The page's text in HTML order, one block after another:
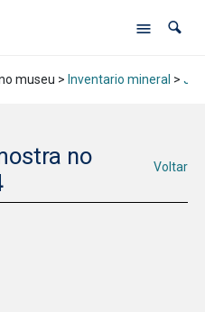
museu > Inventario mineral >
no
Voltar